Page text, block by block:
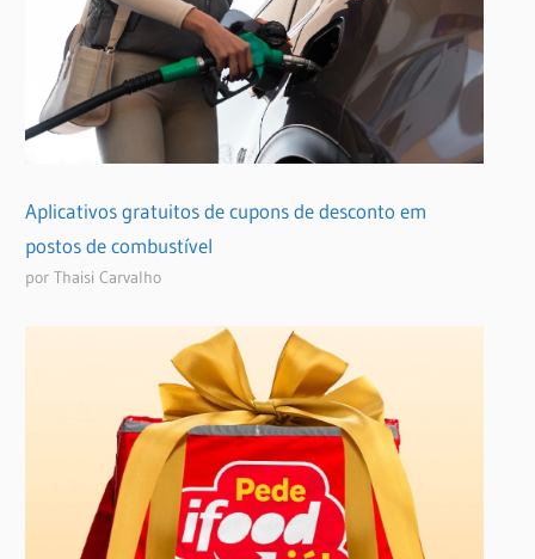
Aplicativos gratuitos de cupons de desconto em
postos de combustível
por Thaisi Carvalho